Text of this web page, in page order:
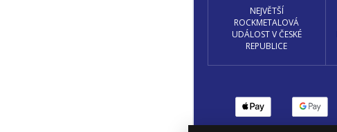
NEJVĚTŠÍ
ROCKMETALOVÁ
UDÁLOST V ČESKÉ
REPUBLICE